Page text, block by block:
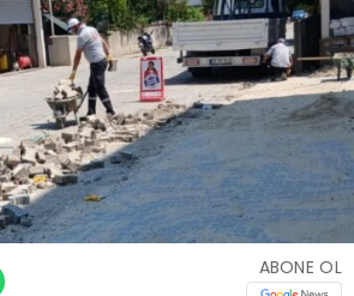
ABONE OL